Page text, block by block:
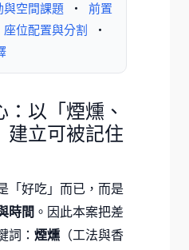
與空間課題 ・
前置
座位配置與分割
・
：以「煙燻、
建立可被記住
「好吃」而已，而是
時間 。因此本案把差
詞： 煙燻 （工法與香